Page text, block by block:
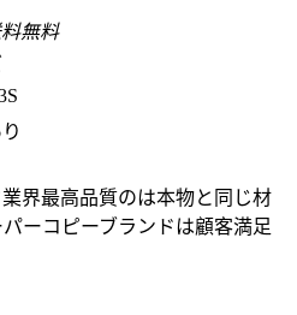
無料
界最高品質のは本物と同じ材
ーコピーブランドは顧客満足